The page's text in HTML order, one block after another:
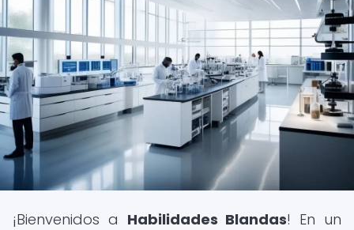
¡Bienvenidos a Habilidades Blandas! En un